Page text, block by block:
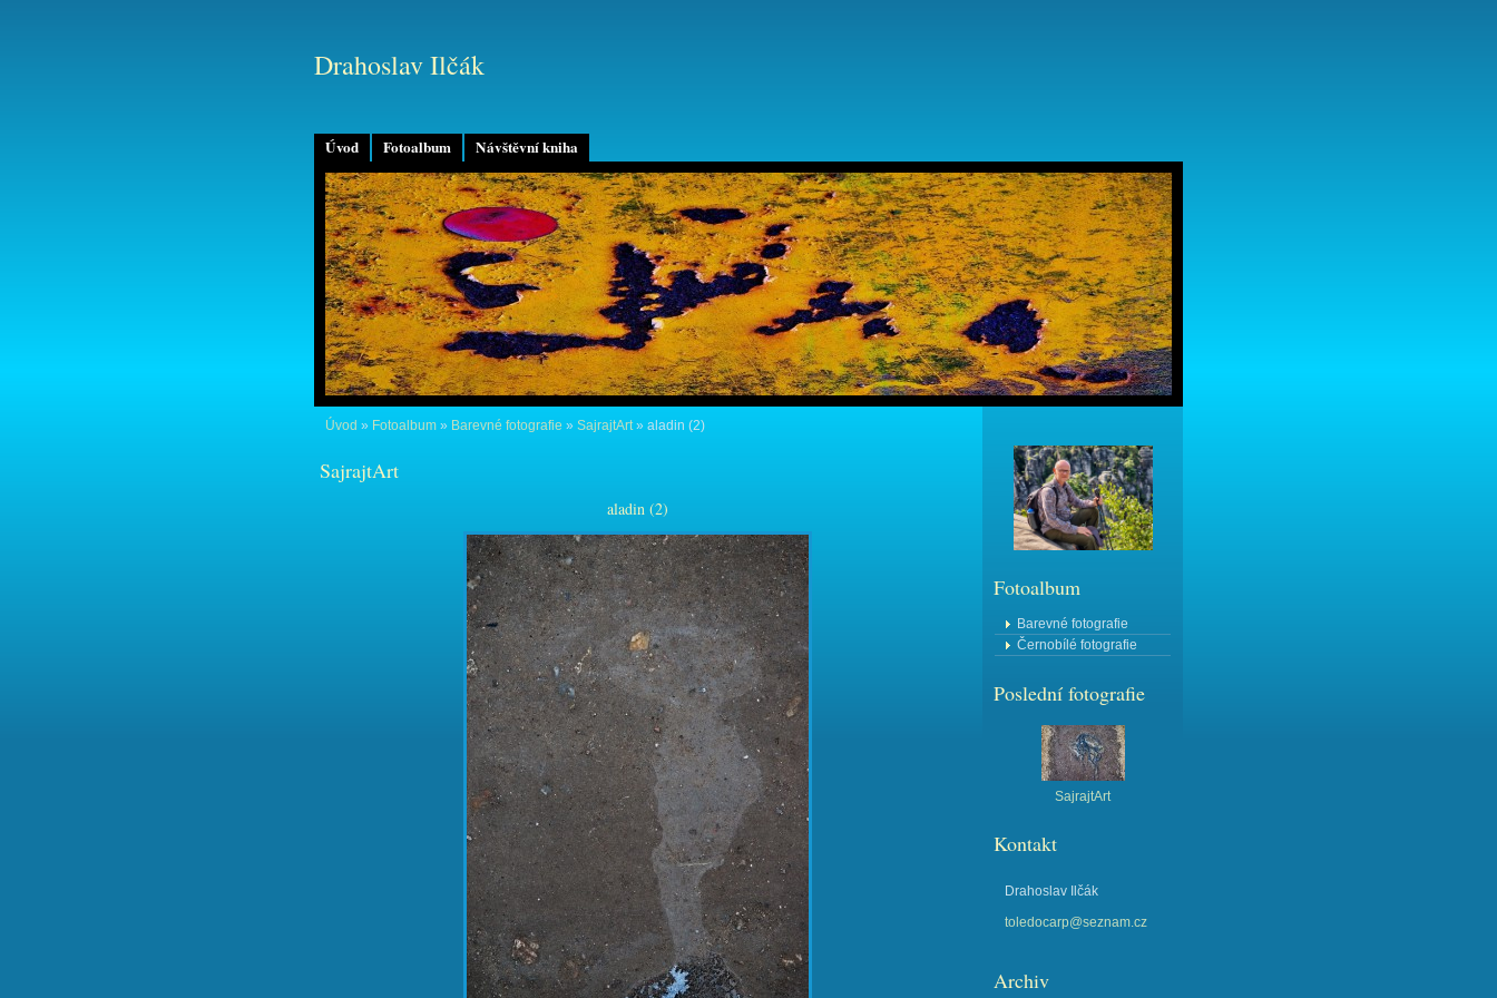
Úvod Fotoalbum Návštěvní kniha
Drahoslav Ilčák
Úvod » Fotoalbum » Barevné fotografie » SajrajtArt» aladin (2)
SajrajtArt
aladin (2)
Fotoalbum
Barevné fotografie
Černobílé fotografie
Poslední fotografie
SajrajtArt
Kontakt
Drahoslav Ilčák
toledocarp@seznam.cz
Archiv